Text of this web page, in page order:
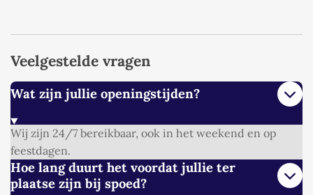
Veelgestelde vragen
Wat zijn jullie openingstijden?
Wij zijn 24/7 bereikbaar, ook in het weekend en op
feestdagen.
Hoe lang duurt het voordat jullie ter
plaatse zijn bij spoed?